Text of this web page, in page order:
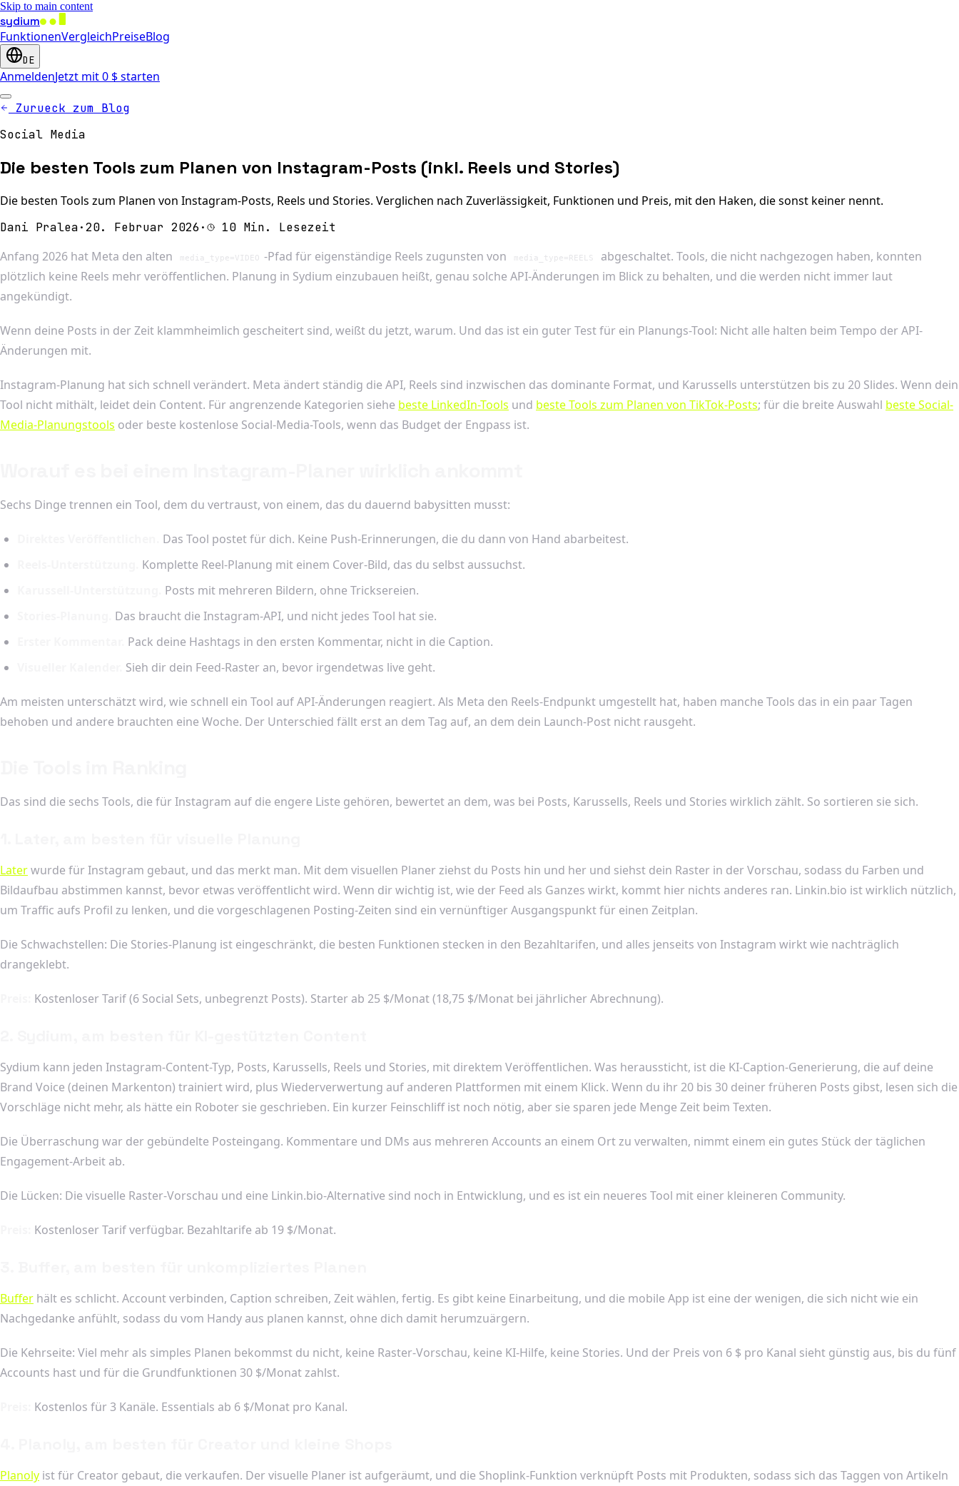
Skip to main content
sydium
FunktionenVergleichPreiseBlog
DE
AnmeldenJetzt mit 0 $ starten
Zurueck zum Blog
Social Media
Die besten Tools zum Planen von Instagram-Posts (inkl. Reels und Stories)
Die besten Tools zum Planen von Instagram-Posts, Reels und Stories. Verglichen nach Zuverlässigkeit, Funktionen und Preis, mit den Haken, die sonst keiner nennt.
Dani Pralea·20. Februar 2026· 10 Min. Lesezeit
Anfang 2026 hat Meta den alten media_type=VIDEO -Pfad für eigenständige Reels zugunsten von media_type=REELS
abgeschaltet. Tools, die nicht nachgezogen haben, konnten
plötzlich keine Reels mehr veröffentlichen. Planung in Sydium einzubauen heißt, genau solche API-Änderungen im Blick zu behalten, und die werden nicht immer laut
angekündigt.
Wenn deine Posts in der Zeit klammheimlich gescheitert sind, weißt du jetzt, warum. Und das ist ein guter Test für ein Planungs-Tool: Nicht alle halten beim Tempo der API-
Änderungen mit.
Instagram-Planung hat sich schnell verändert. Meta ändert ständig die API, Reels sind inzwischen das dominante Format, und Karussells unterstützen bis zu 20 Slides. Wenn dein
Tool nicht mithält, leidet dein Content. Für angrenzende Kategorien siehe beste LinkedIn-Tools und beste Tools zum Planen von TikTok-Posts; für die breite Auswahl beste Social-
Media-Planungstools oder beste kostenlose Social-Media-Tools, wenn das Budget der Engpass ist.
Sechs Dinge trennen ein Tool, dem du vertraust, von einem, das du dauernd babysitten musst:
Das Tool postet für dich. Keine Push-Erinnerungen, die du dann von Hand abarbeitest.
Komplette Reel-Planung mit einem Cover-Bild, das du selbst aussuchst.
Posts mit mehreren Bildern, ohne Tricksereien.
Das braucht die Instagram-API, und nicht jedes Tool hat sie.
Pack deine Hashtags in den ersten Kommentar, nicht in die Caption.
Sieh dir dein Feed-Raster an, bevor irgendetwas live geht.
Am meisten unterschätzt wird, wie schnell ein Tool auf API-Änderungen reagiert. Als Meta den Reels-Endpunkt umgestellt hat, haben manche Tools das in ein paar Tagen
behoben und andere brauchten eine Woche. Der Unterschied fällt erst an dem Tag auf, an dem dein Launch-Post nicht rausgeht.
Das sind die sechs Tools, die für Instagram auf die engere Liste gehören, bewertet an dem, was bei Posts, Karussells, Reels und Stories wirklich zählt. So sortieren sie sich.
Laterwurde für Instagram gebaut, und das merkt man. Mit dem visuellen Planer ziehst du Posts hin und her und siehst dein Raster in der Vorschau, sodass du Farben und
Bildaufbau abstimmen kannst, bevor etwas veröffentlicht wird. Wenn dir wichtig ist, wie der Feed als Ganzes wirkt, kommt hier nichts anderes ran. Linkin.bio ist wirklich nützlich,
um Traffic aufs Profil zu lenken, und die vorgeschlagenen Posting-Zeiten sind ein vernünftiger Ausgangspunkt für einen Zeitplan.
Die Schwachstellen: Die Stories-Planung ist eingeschränkt, die besten Funktionen stecken in den Bezahltarifen, und alles jenseits von Instagram wirkt wie nachträglich
drangeklebt.
Kostenloser Tarif (6 Social Sets, unbegrenzt Posts). Starter ab 25 $/Monat (18,75 $/Monat bei jährlicher Abrechnung).
Sydium kann jeden Instagram-Content-Typ, Posts, Karussells, Reels und Stories, mit direktem Veröffentlichen. Was heraussticht, ist die KI-Caption-Generierung, die auf deine
Brand Voice (deinen Markenton) trainiert wird, plus Wiederverwertung auf anderen Plattformen mit einem Klick. Wenn du ihr 20 bis 30 deiner früheren Posts gibst, lesen sich die
Vorschläge nicht mehr, als hätte ein Roboter sie geschrieben. Ein kurzer Feinschliff ist noch nötig, aber sie sparen jede Menge Zeit beim Texten.
Die Überraschung war der gebündelte Posteingang. Kommentare und DMs aus mehreren Accounts an einem Ort zu verwalten, nimmt einem ein gutes Stück der täglichen
Engagement-Arbeit ab.
Die Lücken: Die visuelle Raster-Vorschau und eine Linkin.bio-Alternative sind noch in Entwicklung, und es ist ein neueres Tool mit einer kleineren Community.
Kostenloser Tarif verfügbar. Bezahltarife ab 19 $/Monat.
Buffer hält es schlicht. Account verbinden, Caption schreiben, Zeit wählen, fertig. Es gibt keine Einarbeitung, und die mobile App ist eine der wenigen, die sich nicht wie ein
Nachgedanke anfühlt, sodass du vom Handy aus planen kannst, ohne dich damit herumzuärgern.
Die Kehrseite: Viel mehr als simples Planen bekommst du nicht, keine Raster-Vorschau, keine KI-Hilfe, keine Stories. Und der Preis von 6 $ pro Kanal sieht günstig aus, bis du fünf
Accounts hast und für die Grundfunktionen 30 $/Monat zahlst.
Kostenlos für 3 Kanäle. Essentials ab 6 $/Monat pro Kanal.
Planoly ist für Creator gebaut, die verkaufen. Der visuelle Planer ist aufgeräumt, und die Shoplink-Funktion verknüpft Posts mit Produkten, sodass sich das Taggen von Artikeln